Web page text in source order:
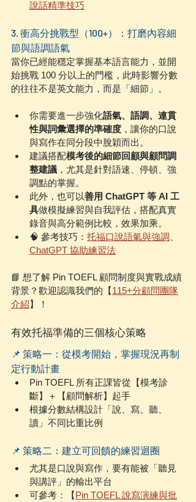
說話精準技巧
3. 衝高分挑戰型（100+）：打磨內容細
節與語調語氣
當你已經能穩定掌握基本語言能力，並開
始挑戰 100 分以上的門檻，此時影響分數
的往往不是英文能力，而是「細節」。
你需要進一步強化語氣、語調、連貫
性與詞彙選擇的準確度 ，讓你的口說
與寫作在同分段中脫穎而出。
建議搭配模考後的細節回顧與顧問調
整建議 ，尤其是針對語速、停頓、強
調點的掌握。
此外，也可以善用 ChatGPT 等 AI 工
具做模擬練習與自我評估，搭配真實
錄音與高分範例比較，效果加乘。
🧠 參考技巧： 托福口說語氣與強調
ChatGPT 協助練習法
📘 想了解 Pin TOEFL 顧問制度與實戰成績
背景？歡迎認識我們的【115+分顧問團隊
介紹】！
有效托福準備的三個核心策略
📌 策略一：從模考開始，掌握現況再制
定行動計畫
Pin TOEFL 所有正課皆從【模考診
斷】＋【顧問解析】起手
根據分數結構設計「說、寫、聽、
讀」不同比重比例
📌 策略二：建立可回饋的練習迴圈
尤其是口說與寫作，要有能被「聽見
與講評」的輸出平台
可參考：【Pin TOEFL 說寫演練與批